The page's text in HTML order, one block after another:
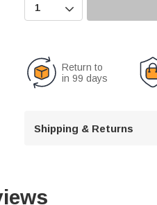

Return to
in 99 days
Shipping & Returns